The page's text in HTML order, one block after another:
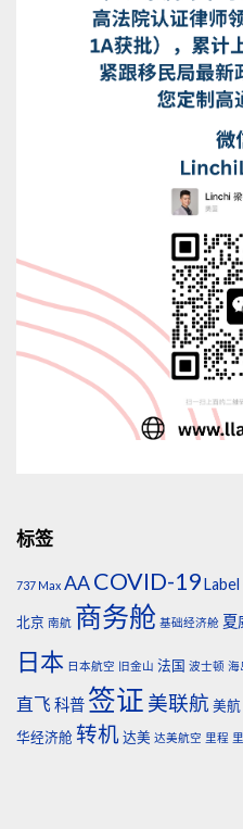
标签
737 Max AACOVID-19Label
北京 南航 商务舱 基础经济舱 夏
日本 日本航空 旧金山 法国 波士顿 海
直飞 科普 签证 美联航 美航
华经济舱 转机达美 达美航空 里程